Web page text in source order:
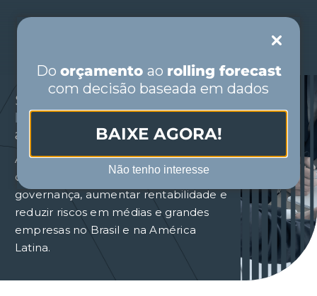
Do orçamento ao rolling forecast
com decisão baseada em dados
BAIXE AGORA!
Não tenho interesse
PORTUGUÊS
ESPAÑOL
QUEM SOMOS
SEGMENTOS
Soluções em
Negóciosque transformam
ações em resultado.
Atuamos em três frentes
complementares para fortalecer
governança, aumentar rentabilidade e
reduzir riscos em médias e grandes
empresas no Brasil e na América
Latina.